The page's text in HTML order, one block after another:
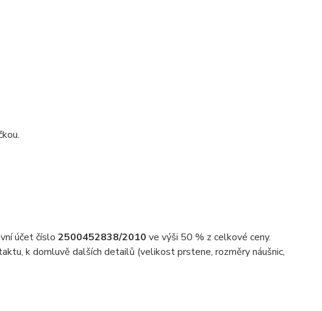
účet číslo 2500452838/2010 ve výši 50 % z celkové ceny.
k domluvě dalších detailů (velikost prstene, rozměry náušnic,